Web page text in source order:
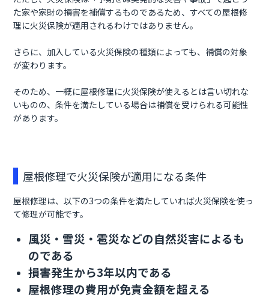
た家や家財の損害を補償するものであるため、すべての屋根修
理に火災保険が適用されるわけではありません。
さらに、加入している火災保険の種類によっても、補償の対象
が変わります。
そのため、一概に屋根修理に火災保険が使えるとは言い切れな
いものの、条件を満たしている場合は補償を受けられる可能性
があります。
屋根修理で火災保険が適用になる条件
屋根修理は、以下の3つの条件を満たしていれば火災保険を使っ
て修理が可能です。
風災・雪災・雹災などの自然災害によるも
のである
損害発生から3年以内である
屋根修理の費用が免責金額を超える